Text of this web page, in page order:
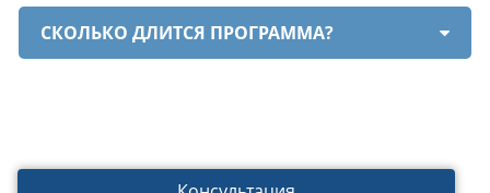
СКОЛЬКО ДЛИТСЯ ПРОГРАММА?